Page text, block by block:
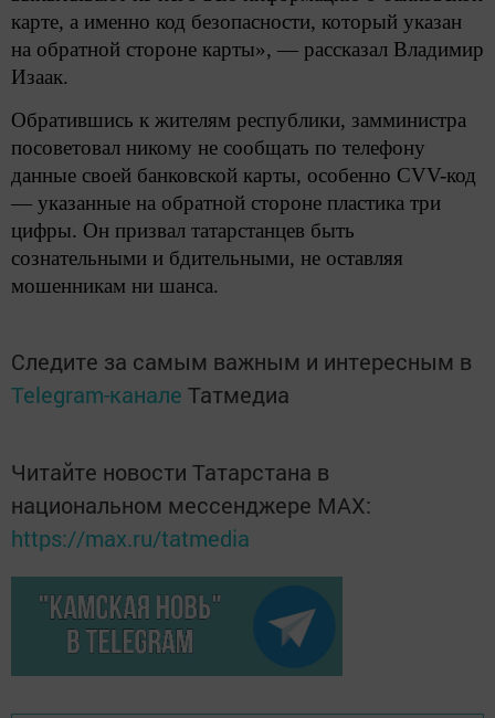
карте, а именно код безопасности, который указан
на обратной стороне карты», — рассказал Владимир
Изаак.
Обратившись к жителям республики, замминистра
посоветовал никому не сообщать по телефону
данные своей банковской карты, особенно СVV-код
— указанные на обратной стороне пластика три
цифры. Он призвал татарстанцев быть
сознательными и бдительными, не оставляя
мошенникам ни шанса.
Следите за самым важным и интересным в
Telegram-канале Татмедиа
Читайте новости Татарстана в
национальном мессенджере MАХ:
https://max.ru/tatmedia